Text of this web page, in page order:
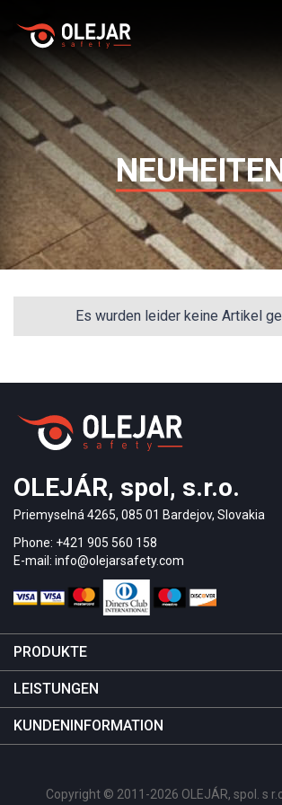
Es wurden leider keine Artikel
OLEJÁR, spol, s.r.o.
Priemyselná 4265, 085 01 Bardejov, Slovakia
Phone: +421 905 560 158
E-mail: info@olejarsafety.com
PRODUKTE
LEISTUNGEN
KUNDENINFORMATION
Copyright © 2011-2026 OLEJÁR, spol. s